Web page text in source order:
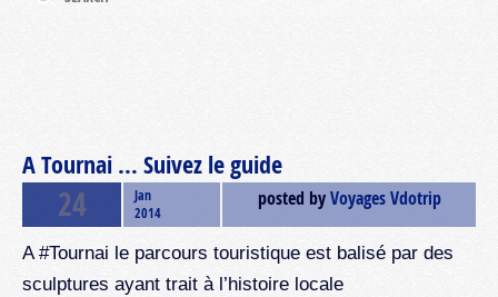
A Tournai … Suivez le guide
24
Jan
2014
posted byVoyages Vdotrip
A #Tournai le parcours touristique est balisé par des
sculptures ayant trait à l’histoire locale